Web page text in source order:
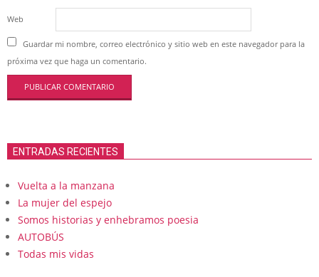
Web
Guardar mi nombre, correo electrónico y sitio web en este navegador para la
próxima vez que haga un comentario.
ENTRADAS RECIENTES
Vuelta a la manzana
La mujer del espejo
Somos historias y enhebramos poesia
AUTOBÚS
Todas mis vidas